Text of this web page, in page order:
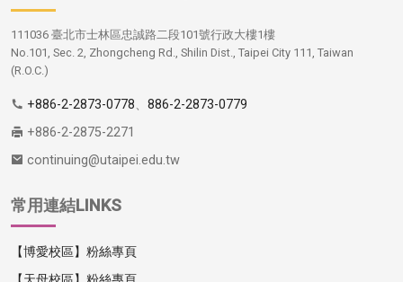
111036 臺北市士林區忠誠路二段101號行政大樓1樓
No.101, Sec. 2, Zhongcheng Rd., Shilin Dist., Taipei City 111, Taiwan
(R.O.C.)
+886-2-2873-0778、 886-2-2873-0779
+886-2-2875-2271
continuing@utaipei.edu.tw
常用連結LINKS
【博愛校區】粉絲專頁